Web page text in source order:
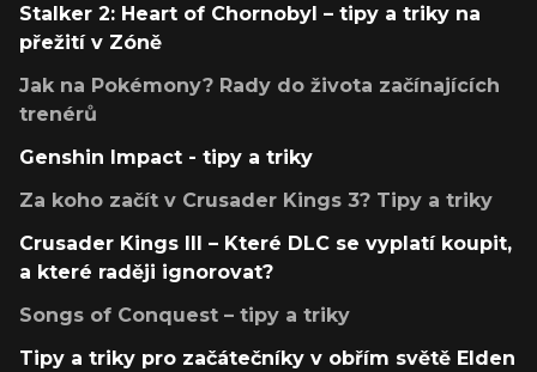
Stalker 2: Heart of Chornobyl – tipy a triky na
přežití v Zóně
Jak na Pokémony? Rady do života začínajících
trenérů
Genshin Impact - tipy a triky
Za koho začít v Crusader Kings 3? Tipy a triky
Crusader Kings III – Které DLC se vyplatí koupit,
a které raději ignorovat?
Songs of Conquest – tipy a triky
Tipy a triky pro začátečníky v obřím světě Elden